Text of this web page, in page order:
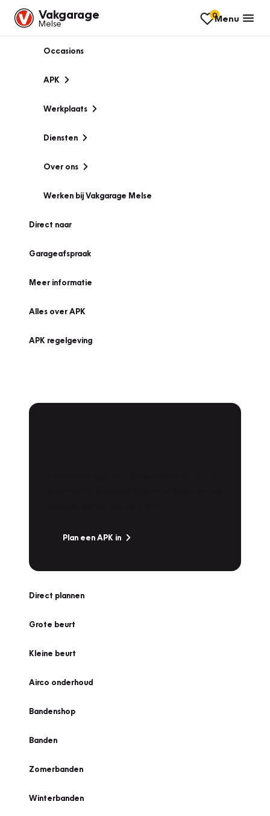
Vakgarage
Melse
0Menu
Occasions
APK
Werkplaats
Diensten
Over ons
Werken bij Vakgarage Melse
Direct naar
Garageafspraak
Meer informatie
Alles over APK
APK regelgeving
Plan een APK in
Direct plannen
Grote beurt
Kleine beurt
Airco onderhoud
Bandenshop
Banden
Zomerbanden
Winterbanden